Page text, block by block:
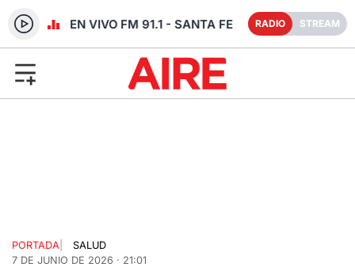
RADIO EN VIVO FM 91.1 - SANTA FE RADIO STREAM
PORTADA
SALUD
7 DE JUNIO DE 2026 · 21:01